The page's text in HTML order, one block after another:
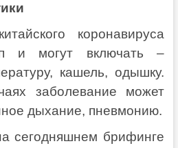
коронавируса
и могут включать –
кашель, одышку.
заболевание может
дыхание, пневмонию.
сегодняшнем брифинге